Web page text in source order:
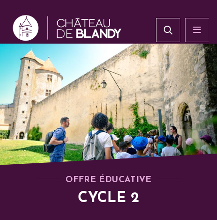
OFFRE ÉDUCATIVE
CYCLE 2